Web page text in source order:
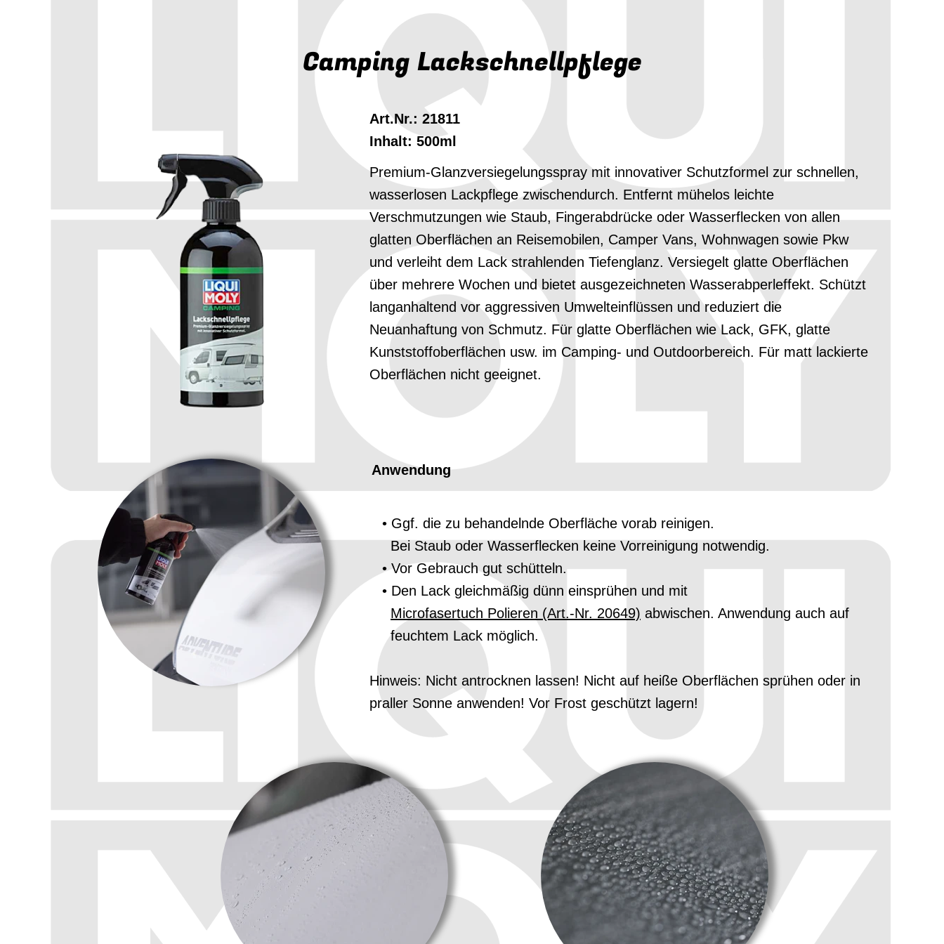
Camping Lackschnellpflege
Art.Nr.: 21811
Inhalt: 500ml
Premium-Glanzversiegelungsspray mit innovativer Schutzformel zur schnellen,
wasserlosen Lackpflege zwischendurch. Entfernt mühelos leichte
Verschmutzungen wie Staub, Fingerabdrücke oder Wasserflecken von allen
glatten Oberflächen an Reisemobilen, Camper Vans, Wohnwagen sowie Pkw
und verleiht dem Lack strahlenden Tiefenglanz. Versiegelt glatte Oberflächen
über mehrere Wochen und bietet ausgezeichneten Wasserabperleffekt. Schützt
langanhaltend vor aggressiven Umwelteinflüssen und reduziert die
Neuanhaftung von Schmutz. Für glatte Oberflächen wie Lack, GFK, glatte
Kunststoffoberflächen usw. im Camping- und Outdoorbereich. Für matt lackierte
Oberflächen nicht geeignet.
Anwendung
Ggf. die zu behandelnde Oberfläche vorab reinigen.
Bei Staub oder Wasserflecken keine Vorreinigung notwendig.
Vor Gebrauch gut schütteln.
Den Lack gleichmäßig dünn einsprühen und mit
Microfasertuch Polieren (Art.-Nr. 20649) abwischen. Anwendung auch auf
feuchtem Lack möglich.
Hinweis: Nicht antrocknen lassen! Nicht auf heiße Oberflächen sprühen oder in
praller Sonne anwenden! Vor Frost geschützt lagern!